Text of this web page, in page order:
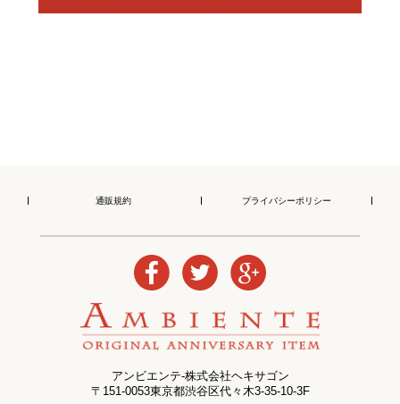
通販規約 プライバシーポリシー
アンビエンテ-株式会社ヘキサゴン
〒151-0053東京都渋谷区代々木3-35-10-3F